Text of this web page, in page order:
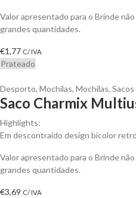
Valor apresentado para o Brinde
grandes quantidades.
€1,77 C/ IVA
Prateado
Desporto, Mochilas, Mochilas, Sacos
Saco Charmix
Highlights:
Em descontraído design bicolor
Valor apresentado para o Brinde
grandes quantidades.
€3,69 C/ IVA